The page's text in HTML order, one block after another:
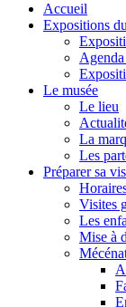
Accueil
Expositions
Le musée
Le lieu
La
Les
Préparer sa
Visites
Les
Mise à